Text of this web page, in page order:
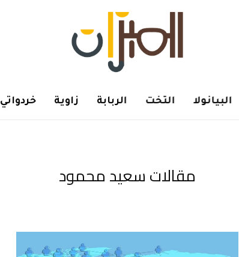
البيانولا التخت الربابة زاوية خردواتي
مقالات سعيد محمود